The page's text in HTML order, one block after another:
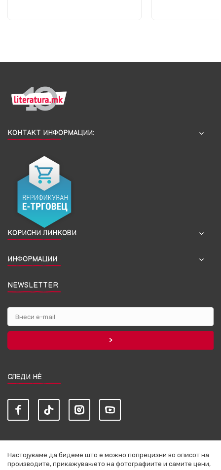
КОНТАКТ ИНФОРМАЦИИ:
КОРИСНИ ЛИНКОВИ
ИНФОРМАЦИИ
NEWSLETTER
СЛЕДИ НЀ
Настојуваме да бидеме што е можно попрецизни во описот на
производите, прикажувањето на фотографиите и самите цени,